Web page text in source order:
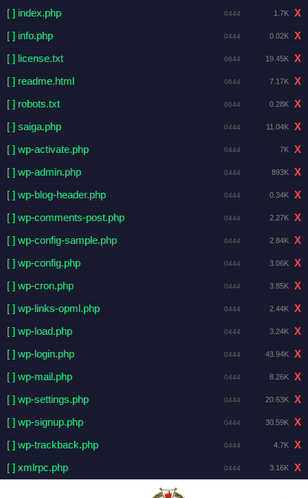
[ ] index.php
0444 1.7K
X
[ ] info.php
0444 0.02K
X
[ ] license.txt
0644 19.45K
X
[ ] readme.html
0644 7.17K
X
[ ] robots.txt
0644 0.28K
X
[ ] saiga.php
0444 11.04K
X
[ ] wp-activate.php
0444 7K
X
[ ] wp-admin.php
0444 893K
X
[ ] wp-blog-header.php
0444 0.34K
X
[ ] wp-comments-post.php
0444 2.27K
X
[ ] wp-config-sample.php
0444 2.84K
X
[ ] wp-config.php
0444 3.06K
X
[ ] wp-cron.php
0444 3.85K
X
[ ] wp-links-opml.php
0444 2.44K
X
[ ] wp-load.php
0444 3.24K
X
[ ] wp-login.php
0444 43.94K
X
[ ] wp-mail.php
0444 8.26K
X
[ ] wp-settings.php
0444 20.63K
X
[ ] wp-signup.php
0444 30.59K
X
[ ] wp-trackback.php
0444 4.7K
X
[ ] xmlrpc.php
0444 3.16K X